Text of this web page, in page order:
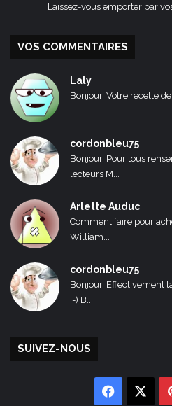
Laissez-vous emporter par
VOS COMMENTAIRES
Laly
Bonjour, Votre recette
cordonbleu75
Bonjour, Pour tous
lecteurs M...
Arlette Auduc
Comment faire pour
William...
cordonbleu75
Bonjour, Effectivement
:-) B...
SUIVEZ-NOUS